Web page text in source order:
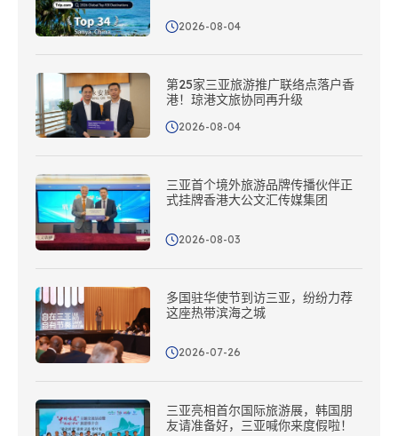
2026-08-04
第25家三亚旅游推广联络点落户香
港！琼港文旅协同再升级
2026-08-04
三亚首个境外旅游品牌传播伙伴正
式挂牌香港大公文汇传媒集团
2026-08-03
多国驻华使节到访三亚，纷纷力荐
这座热带滨海之城
2026-07-26
三亚亮相首尔国际旅游展，韩国朋
友请准备好，三亚喊你来度假啦！